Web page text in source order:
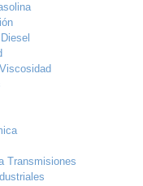
Transmisiones